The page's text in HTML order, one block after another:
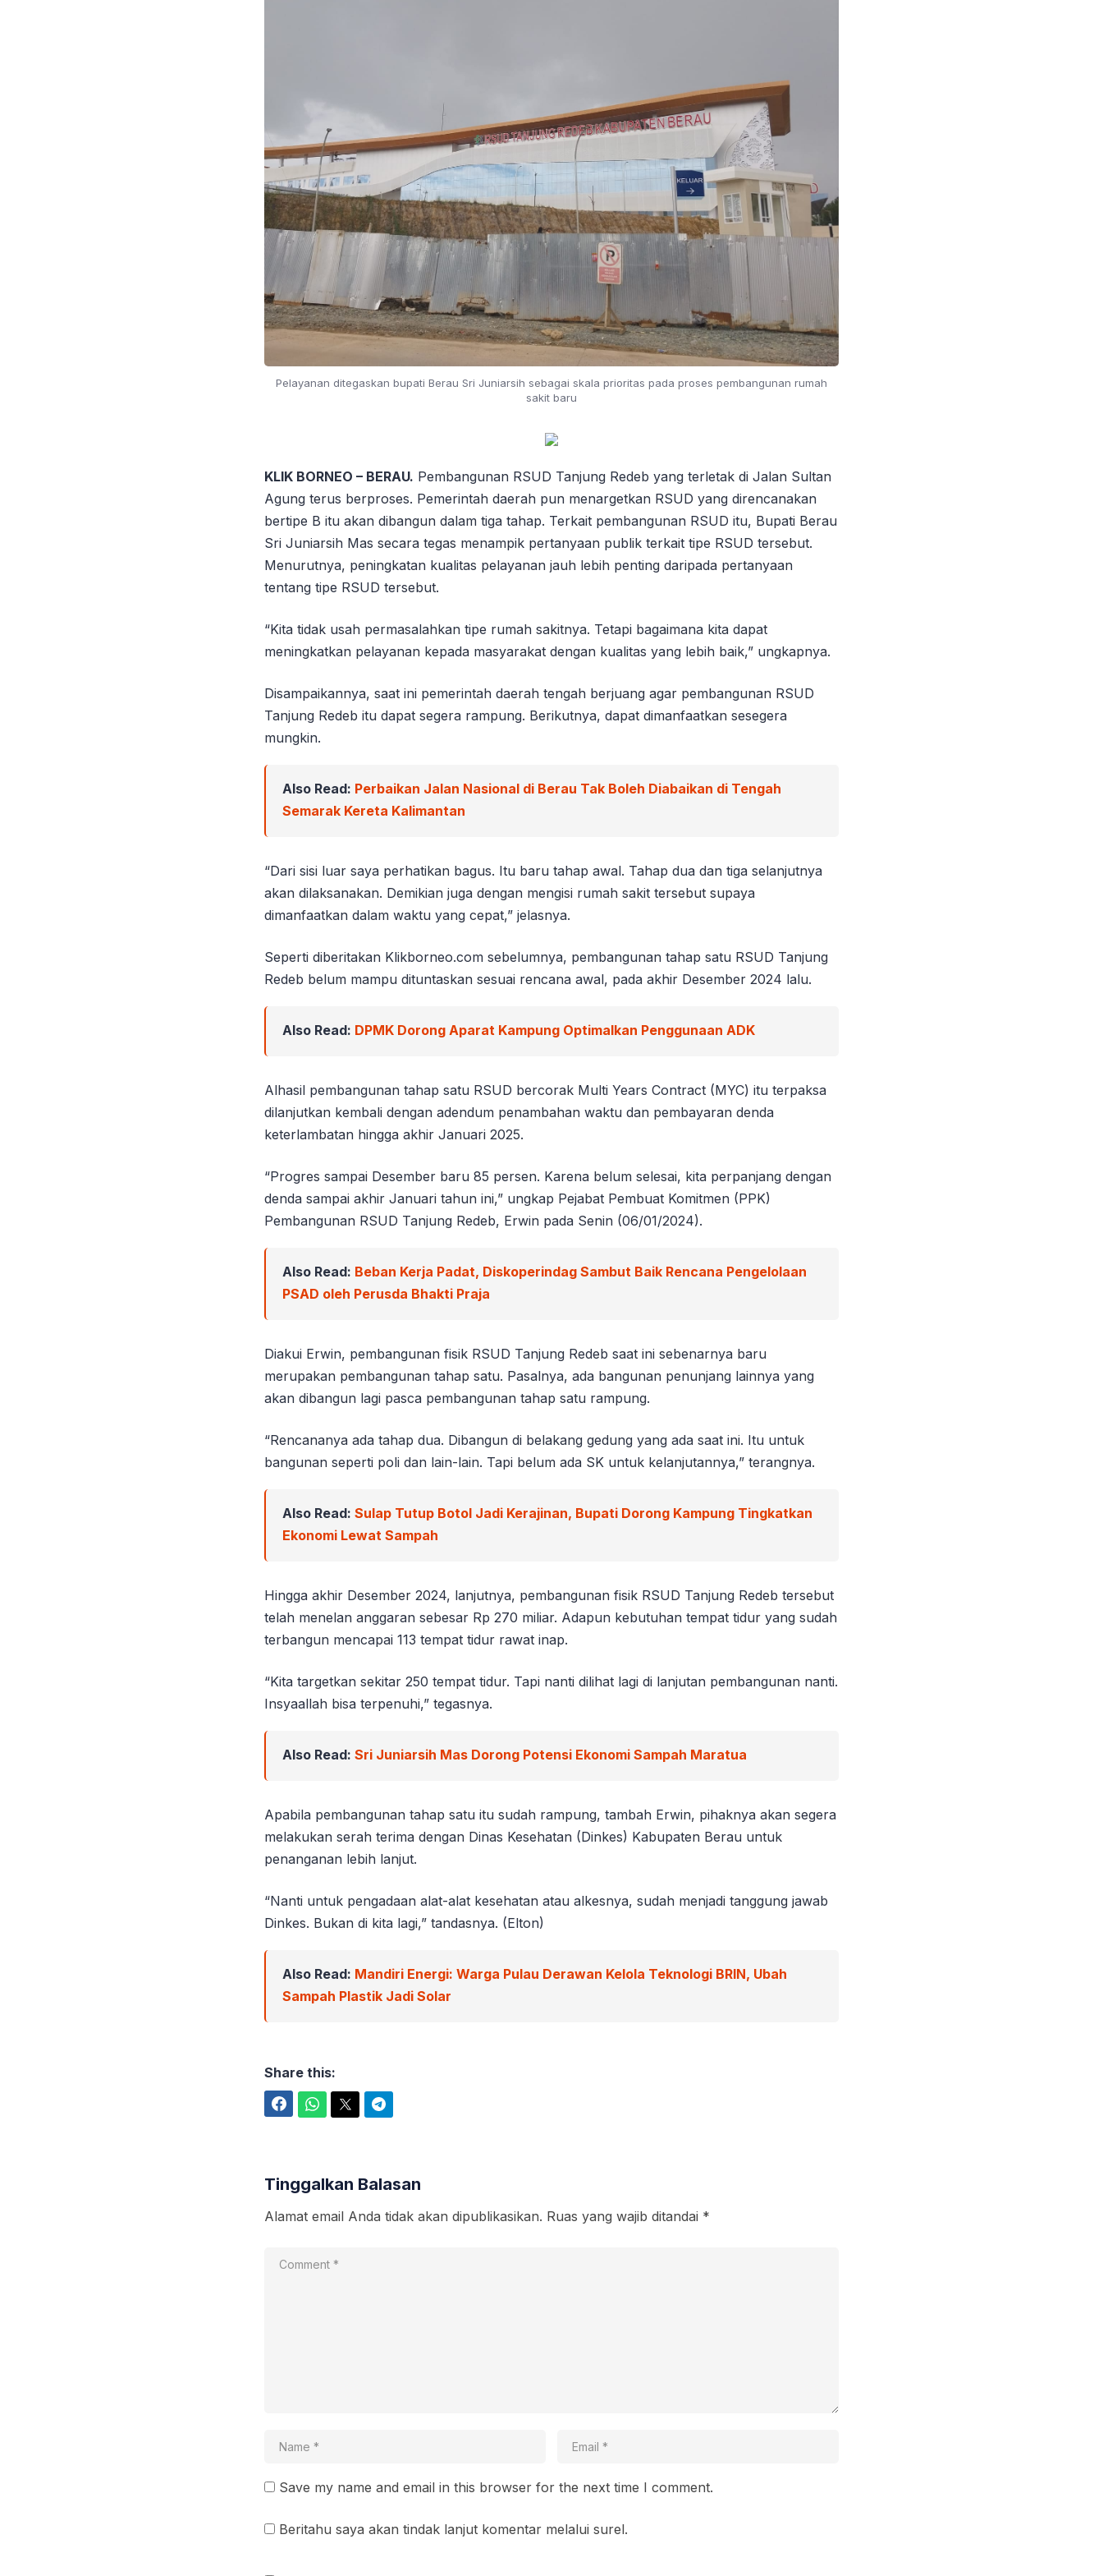
Pelayanan ditegaskan bupati Berau Sri Juniarsih sebagai skala prioritas pada proses pembangunan rumah
sakit baru
KLIK BORNEO – BERAU. Pembangunan RSUD Tanjung Redeb yang terletak di Jalan Sultan
Agung terus berproses. Pemerintah daerah pun menargetkan RSUD yang direncanakan
bertipe B itu akan dibangun dalam tiga tahap. Terkait pembangunan RSUD itu, Bupati Berau
Sri Juniarsih Mas secara tegas menampik pertanyaan publik terkait tipe RSUD tersebut.
Menurutnya, peningkatan kualitas pelayanan jauh lebih penting daripada pertanyaan
tentang tipe RSUD tersebut.
“Kita tidak usah permasalahkan tipe rumah sakitnya. Tetapi bagaimana kita dapat
meningkatkan pelayanan kepada masyarakat dengan kualitas yang lebih baik,” ungkapnya.
Disampaikannya, saat ini pemerintah daerah tengah berjuang agar pembangunan RSUD
Tanjung Redeb itu dapat segera rampung. Berikutnya, dapat dimanfaatkan sesegera
mungkin.
Also Read: Perbaikan Jalan Nasional di Berau Tak Boleh Diabaikan di Tengah
Semarak Kereta Kalimantan
“Dari sisi luar saya perhatikan bagus. Itu baru tahap awal. Tahap dua dan tiga selanjutnya
akan dilaksanakan. Demikian juga dengan mengisi rumah sakit tersebut supaya
dimanfaatkan dalam waktu yang cepat,” jelasnya.
Seperti diberitakan Klikborneo.com sebelumnya, pembangunan tahap satu RSUD Tanjung
Redeb belum mampu dituntaskan sesuai rencana awal, pada akhir Desember 2024 lalu.
Also Read: DPMK Dorong Aparat Kampung Optimalkan Penggunaan ADK
Alhasil pembangunan tahap satu RSUD bercorak Multi Years Contract (MYC) itu terpaksa
dilanjutkan kembali dengan adendum penambahan waktu dan pembayaran denda
keterlambatan hingga akhir Januari 2025.
“Progres sampai Desember baru 85 persen. Karena belum selesai, kita perpanjang dengan
denda sampai akhir Januari tahun ini,” ungkap Pejabat Pembuat Komitmen (PPK)
Pembangunan RSUD Tanjung Redeb, Erwin pada Senin (06/01/2024).
Also Read: Beban Kerja Padat, Diskoperindag Sambut Baik Rencana Pengelolaan
PSAD oleh Perusda Bhakti Praja
Diakui Erwin, pembangunan fisik RSUD Tanjung Redeb saat ini sebenarnya baru
merupakan pembangunan tahap satu. Pasalnya, ada bangunan penunjang lainnya yang
akan dibangun lagi pasca pembangunan tahap satu rampung.
“Rencananya ada tahap dua. Dibangun di belakang gedung yang ada saat ini. Itu untuk
bangunan seperti poli dan lain-lain. Tapi belum ada SK untuk kelanjutannya,” terangnya.
Also Read: Sulap Tutup Botol Jadi Kerajinan, Bupati Dorong Kampung Tingkatkan
Ekonomi Lewat Sampah
Hingga akhir Desember 2024, lanjutnya, pembangunan fisik RSUD Tanjung Redeb tersebut
telah menelan anggaran sebesar Rp 270 miliar. Adapun kebutuhan tempat tidur yang sudah
terbangun mencapai 113 tempat tidur rawat inap.
“Kita targetkan sekitar 250 tempat tidur. Tapi nanti dilihat lagi di lanjutan pembangunan nanti.
Insyaallah bisa terpenuhi,” tegasnya.
Also Read: Sri Juniarsih Mas Dorong Potensi Ekonomi Sampah Maratua
Apabila pembangunan tahap satu itu sudah rampung, tambah Erwin, pihaknya akan segera
melakukan serah terima dengan Dinas Kesehatan (Dinkes) Kabupaten Berau untuk
penanganan lebih lanjut.
“Nanti untuk pengadaan alat-alat kesehatan atau alkesnya, sudah menjadi tanggung jawab
Dinkes. Bukan di kita lagi,” tandasnya. (Elton)
Also Read: Mandiri Energi: Warga Pulau Derawan Kelola Teknologi BRIN, Ubah
Sampah Plastik Jadi Solar
Share this:
Tinggalkan Balasan
Alamat email Anda tidak akan dipublikasikan. Ruas yang wajib ditandai *
Save my name and email in this browser for the next time I comment.
Beritahu saya akan tindak lanjut komentar melalui surel.